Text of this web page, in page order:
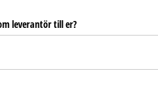
leverantör till er?